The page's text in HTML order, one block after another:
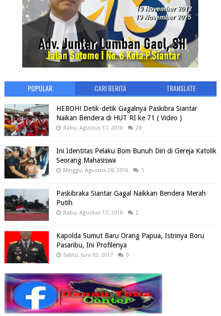
POPULAR CARI BERITA TRANSLATE
HEBOH! Detik-detik Gagalnya Paskibra Siantar
Naikan Bendera di HUT RI ke 71 ( Video )
Rabu, Agustus 17, 2016 28
Ini Identitas Pelaku Bom Bunuh Diri di Gereja Katolik
Seorang Mahasiswa
Minggu, Agustus 28, 2016 5
Paskibraka Siantar Gagal Naikkan Bendera Merah
Putih
Rabu, Agustus 17, 2016 2
Kapolda Sumut Baru Orang Papua, Istrinya Boru
Pasaribu, Ini Profilenya
Sabtu, Juni 03, 2017 0